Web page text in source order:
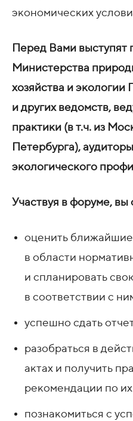
экономических
Перед Вами выступят
Министерства
хозяйства и экологии
и других ведомств,
практики (в т.ч. из
Петербурга),
экологического
Участвуя в форуме, вы
оценить
в области
и спланировать
в соответствии с
успешно сдать
разобраться в
актах и получить
рекомендации по
познакомиться с